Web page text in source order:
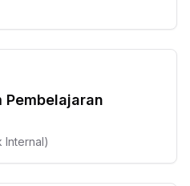
Pembelajaran
Internal)